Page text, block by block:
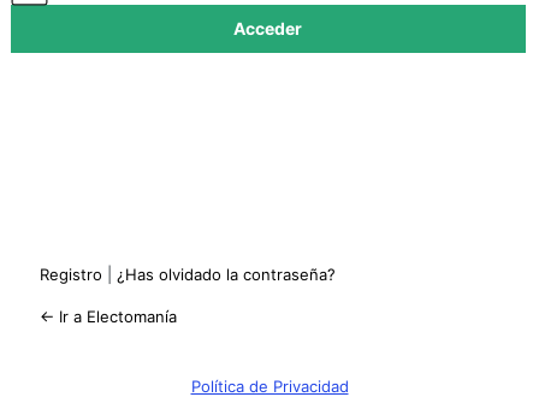
Registro ¿Has olvidado la contraseña?
← Ir a Electomanía
Política de Privacidad